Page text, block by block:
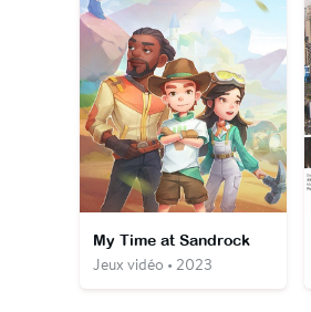
My Time at Sandrock
Jeux vidéo • 2023